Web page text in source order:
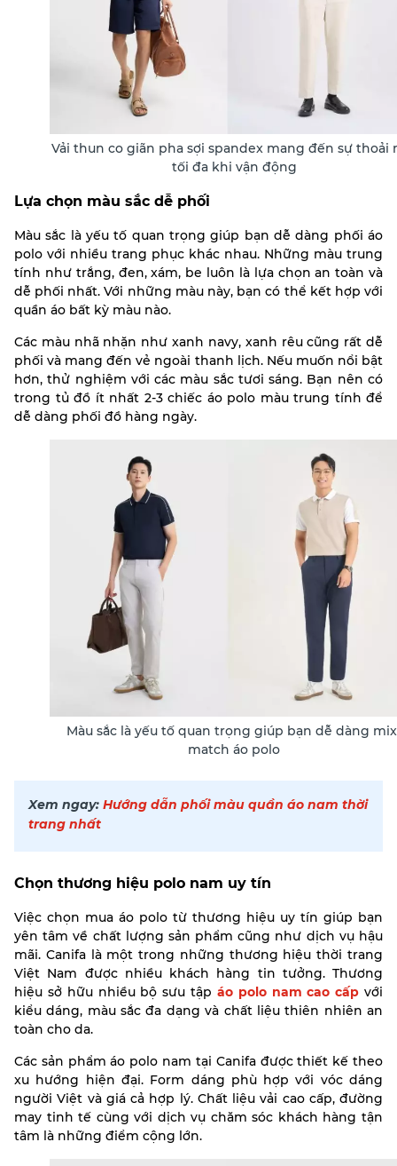
Vải thun co giãn pha sợi spandex mang đến sự thoải
tối đa khi vận động
Lựa chọn màu sắc dễ phối
Màu sắc là yếu tố quan trọng giúp bạn dễ dàng phối áo
polo với nhiều trang phục khác nhau. Những màu trung
tính như trắng, đen, xám, be luôn là lựa chọn an toàn và
dễ phối nhất. Với những màu này, bạn có thể kết hợp với
quần áo bất kỳ màu nào.
Các màu nhã nhặn như xanh navy, xanh rêu cũng rất dễ
phối và mang đến vẻ ngoài thanh lịch. Nếu muốn nổi bật
hơn, thử nghiệm với các màu sắc tươi sáng. Bạn nên có
trong tủ đồ ít nhất 2-3 chiếc áo polo màu trung tính để
dễ dàng phối đồ hàng ngày.
Màu sắc là yếu tố quan trọng giúp bạn dễ dàng
match áo polo
Xem ngay: Hướng dẫn phối màu quần áo nam thời
trang nhất
Chọn thương hiệu polo nam uy tín
Việc chọn mua áo polo từ thương hiệu uy tín giúp bạn
yên tâm về chất lượng sản phẩm cũng như dịch vụ hậu
mãi. Canifa là một trong những thương hiệu thời trang
Việt Nam được nhiều khách hàng tin tưởng. Thương
hiệu sở hữu nhiều bộ sưu tập áo polo nam cao cấp với
kiểu dáng, màu sắc đa dạng và chất liệu thiên nhiên an
toàn cho da.
Các sản phẩm áo polo nam tại Canifa được thiết kế theo
xu hướng hiện đại. Form dáng phù hợp với vóc dáng
người Việt và giá cả hợp lý. Chất liệu vải cao cấp, đường
may tinh tế cùng với dịch vụ chăm sóc khách hàng tận
tâm là những điểm cộng lớn.